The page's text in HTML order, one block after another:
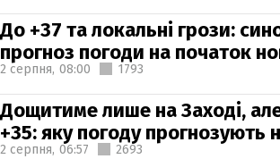
До +37 та локальні грози:
прогноз погоди на початок
2 серпня, 08:00 1793
Дощитиме лише на Заході,
+35: яку погоду прогнозують
2 серпня, 06:57 2693